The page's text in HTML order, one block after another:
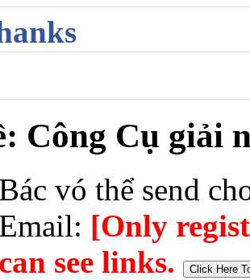
Công Cụ giải
Bác vó thể send
Email: [Only
can see links.